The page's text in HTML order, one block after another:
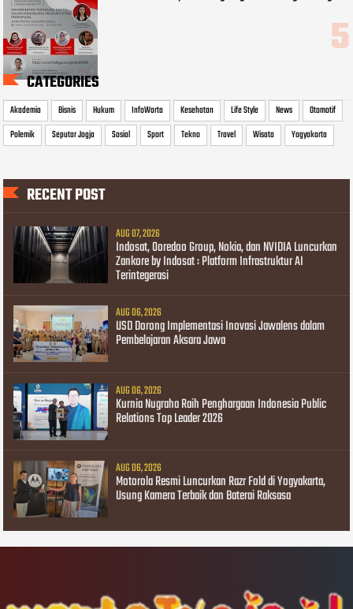
CATEGORIES
Akademia Bisnis Hukum InfoWarta Kesehatan Life Style News
Otomotif
Polemik
Seputar Jogja Sosial Sport Tekno Travel Wisata Yogyakarta
RECENT POST
AUG 07, 2026
Indosat, Ooredoo Group, Nokia, dan NVIDIA Luncurkan
Zankore by Indosat : Platform Infrastruktur AI
Terintegerasi
AUG 06, 2026
USD Dorong Implementasi Inovasi Jawalens dalam
Pembelajaran Aksara Jawa
AUG 06, 2026
Kurnia Nugraha Raih Penghargaan Indonesia Public
Relations Top Leader 2026
AUG 06, 2026
Motorola Resmi Luncurkan Razr Fold di Yogyakarta,
Usung Kamera Terbaik dan Baterai Raksasa